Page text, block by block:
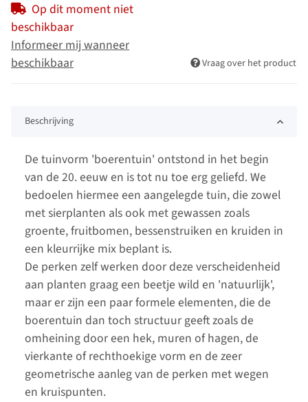
Op dit moment niet
beschikbaar
Informeer mij wanneer
beschikbaar
Vraag over het product
Beschrijving
De tuinvorm 'boerentuin' ontstond in het begin
van de 20. eeuw en is tot nu toe erg geliefd. We
bedoelen hiermee een aangelegde tuin, die zowel
met sierplanten als ook met gewassen zoals
groente, fruitbomen, bessenstruiken en kruiden in
een kleurrijke mix beplant is.
De perken zelf werken door deze verscheidenheid
aan planten graag een beetje wild en 'natuurlijk',
maar er zijn een paar formele elementen, die de
boerentuin dan toch structuur geeft zoals de
omheining door een hek, muren of hagen, de
vierkante of rechthoekige vorm en de zeer
geometrische aanleg van de perken met wegen
en kruispunten.